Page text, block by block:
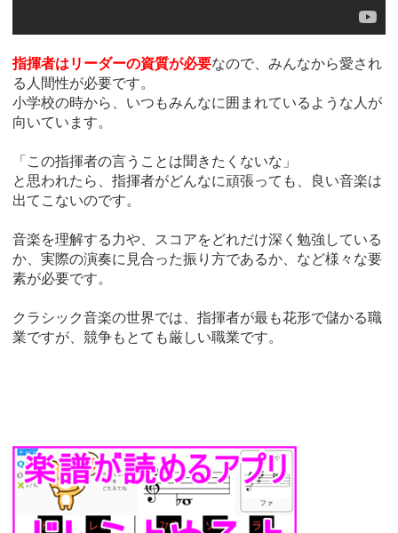
指揮者はリーダーの資質が必要なので、みんなから愛され
る人間性が必要です。
小学校の時から、いつもみんなに囲まれているような人が
向いています。
「この指揮者の言うことは聞きたくないな」
と思われたら、指揮者がどんなに頑張っても、良い音楽は
出てこないのです。
音楽を理解する力や、スコアをどれだけ深く勉強している
か、実際の演奏に見合った振り方であるか、など様々な要
素が必要です。
クラシック音楽の世界では、指揮者が最も花形で儲かる職
業ですが、競争もとても厳しい職業です。